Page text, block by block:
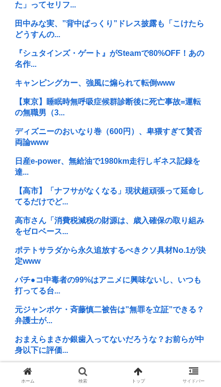
た」ってセリフ...
田中みな実、”背中ぱっくり”ドレス披露も「こけたら
どうすんの...
『シュタインズ・ゲート』がSteamで80%OFF！あの
名作...
キャンピングカー、強風に煽られて転倒www
【東京】睡眠時無呼吸症候群診断後に死亡事故=運転
の無職男（3...
ディズニーのおいなり巻（600円）、卑猥すぎて賛否
両論www
日産e-power、無給油で1980km走行しギネス記録を
達...
【高市】「ナフサがなくなる」現状超頑張って延命し
てるだけでど...
高市さん「消費税減税の財源は、歳入確保の取り組み
をゼロベース...
ポテトサラダから永久追放するべきクソ具材No.1が決
定www
パチ●コ中毒者の99%はアニメに興味ないし、いつも
打ってる台...
元ジャンポケ・斉藤慎二被告は”無罪を立証”できる？
弁護士が...
おまえらまさか銀歯入ってないだろうな？お前らが中
身以下に評価...
男ってマゾになるべきだよな
ホーム 検索 トップ サイドバー